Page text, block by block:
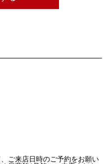
ご来店日時のご予約をお願い